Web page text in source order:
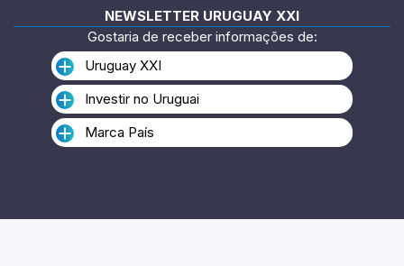
NEWSLETTER URUGUAY XXI
Gostaria de receber informações de:
Uruguay XXI
Investir no Uruguai
Marca País